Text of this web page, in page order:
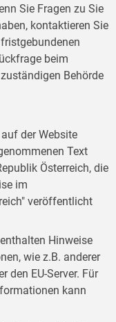
Sie Fragen zu Sie
kontaktieren Sie
beim
Behörde
der Website
Text
Österreich, die
im
veröffentlicht
Hinweise
wie z.B. anderer
den EU-Server. Für
kann